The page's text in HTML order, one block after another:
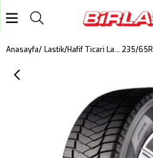
Anasayfa Lastik Hafif Ticari Lastik